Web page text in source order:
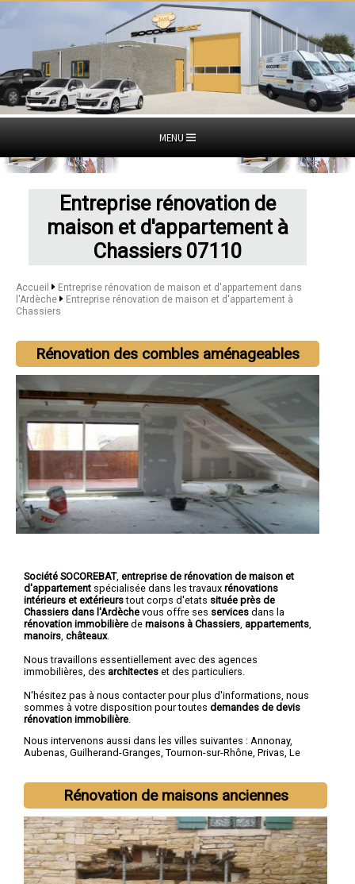
MENU
Entreprise rénovation de
maison et d'appartement à
Chassiers 07110
Accueil
Entreprise rénovation de maison et d'appartement dans
l'Ardèche
Entreprise rénovation de maison et d'appartement à
Chassiers
Rénovation des combles aménageables
Société SOCOREBAT, entreprise de rénovation de maison et
d'appartement spécialisée dans les travaux rénovations
intérieurs et extérieurstout corps d'etats située près de
Chassiers dans l'Ardèche vous offre ses services dans la
rénovation immobilière de maisons à Chassiers appartements
manoirs châteaux.
Nous travaillons essentiellement avec des agences
immobilières, des architectes et des particuliers.
N'hésitez pas à nous contacter pour plus d'informations, nous
sommes à votre disposition pour toutes demandes de devis
rénovation immobilière
Nous intervenons aussi dans les villes suivantes : Annonay,
Aubenas, Guilherand-Granges, Tournon-sur-Rhône, Privas, Le
Rénovation de maisons anciennes